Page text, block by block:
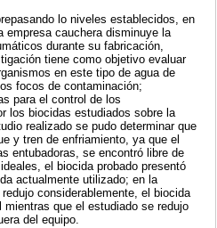
lo niveles establecidos, en
empresa cauchera disminuye la
durante su fabricación,
tiene como objetivo evaluar
en este tipo de agua de
focos de contaminación;
para el control de los
los biocidas estudiados sobre la
realizado se pudo determinar que
y tren de enfriamiento, ya que el
entubadoras, se encontró libre de
el biocida probado presentó
actualmente utilizado; en la
considerablemente, el biocida
que el estudiado se redujo
del equipo.